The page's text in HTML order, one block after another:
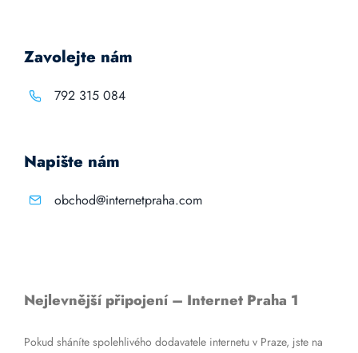
Zavolejte nám
792 315 084
Napište nám
obchod@internetpraha.com
Nejlevnější připojení – Internet Praha 1
Pokud sháníte spolehlivého dodavatele internetu v Praze, jste na